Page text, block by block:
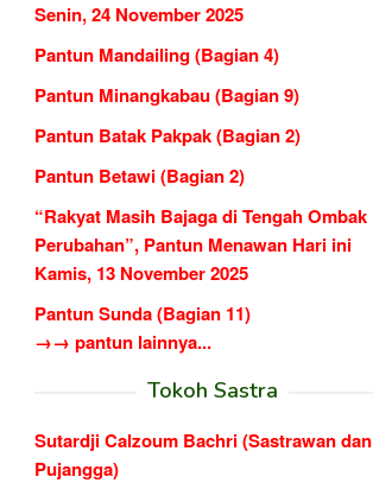
Senin, 24 November 2025
Pantun Mandailing (Bagian 4)
Pantun Minangkabau (Bagian 9)
Pantun Batak Pakpak (Bagian 2)
Pantun Betawi (Bagian 2)
“Rakyat Masih Bajaga di Tengah Ombak
Perubahan”, Pantun Menawan Hari ini
Kamis, 13 November 2025
Pantun Sunda (Bagian 11)
→→ pantun lainnya...
Tokoh Sastra
Sutardji Calzoum Bachri (Sastrawan dan
Pujangga)